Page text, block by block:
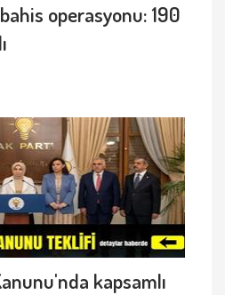
operasyonu: 190
kapsamlı